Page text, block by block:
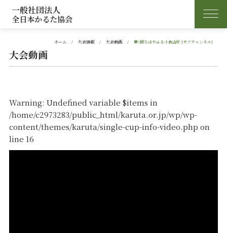
一般社団法人
全日本かるた協会
ホーム 大会情報 大会動画 第7回ちはやふる小倉山杯 [サブチャンネル]
大会動画
Warning: Undefined variable $items in
/home/c2973283/public_html/karuta.or.jp/wp/wp-
content/themes/karuta/single-cup-info-video.php on
line 16